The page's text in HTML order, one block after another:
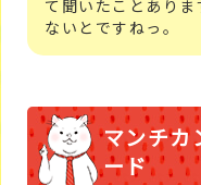
て聞いたことあり
ないとですねっ。
マンチカ
ード